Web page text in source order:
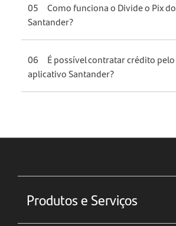
05
Como funciona o Divide o Pix do
Santander?
06
É possível contratar crédito pelo
aplicativo Santander?
Produtos e Serviços